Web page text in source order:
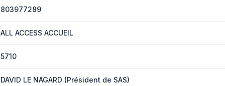
803977289
ALL ACCESS ACCUEIL
5710
DAVID LE NAGARD (Président de SAS)